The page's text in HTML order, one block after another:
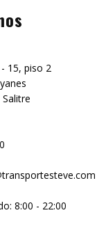
15, piso 2
8:00 - 22:00